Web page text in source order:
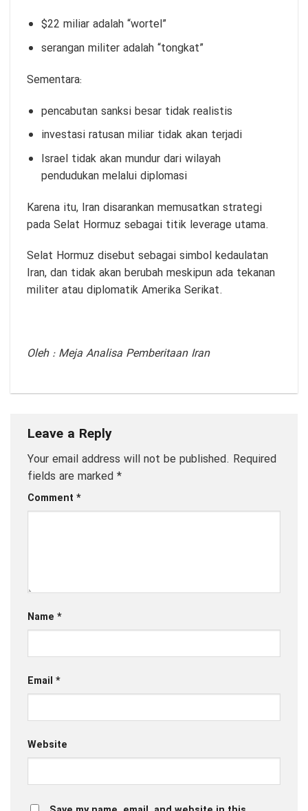
$22 miliar adalah “wortel”
serangan militer adalah “tongkat”
Sementara:
pencabutan sanksi besar tidak realistis
investasi ratusan miliar tidak akan terjadi
Israel tidak akan mundur dari wilayah
pendudukan melalui diplomasi
Karena itu, Iran disarankan memusatkan strategi
pada Selat Hormuz sebagai titik leverage utama.
Selat Hormuz disebut sebagai simbol kedaulatan
Iran, dan tidak akan berubah meskipun ada tekanan
militer atau diplomatik Amerika Serikat.
Oleh : Meja Analisa Pemberitaan Iran
Leave a Reply
Your email address will not be published. Required
fields are marked *
Comment *
Name *
Email *
Website